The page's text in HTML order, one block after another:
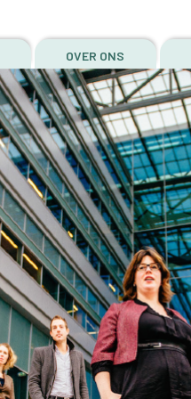
OVER ONS